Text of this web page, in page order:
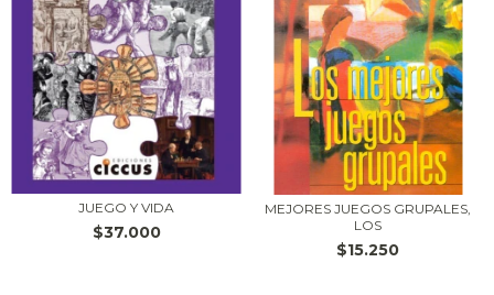
JUEGO Y VIDA
$37.000
MEJORES JUEGOS GRUPALES,
LOS
$15.250